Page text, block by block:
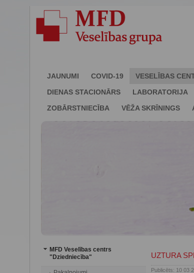
JAUNUMI COVID-19 VESELĪBAS
DIENAS STACIONĀRS
LABORATORIJA
ZOBĀRSTNIECĪBA
VĒŽA SKRĪNINGS
MFD Veselības centrs
"Dziedniecība"
UZTURA
Publicēts: 10 03